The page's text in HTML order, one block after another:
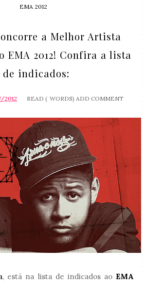
EMA 2012
a Melhor Artista
EMA 2012! Confira a lista
de indicados:
2012 READ ( WORDS) ADD COMMENT
, está na lista de indicados ao EMA